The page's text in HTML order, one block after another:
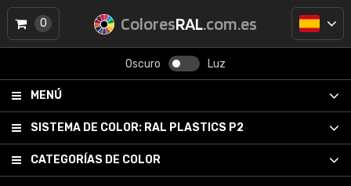
ColoresRAL.com.es
Oscuro Luz
MENÚ
SISTEMA DE COLOR: RAL PLASTICS P2
CATEGORÍAS DE COLOR
0